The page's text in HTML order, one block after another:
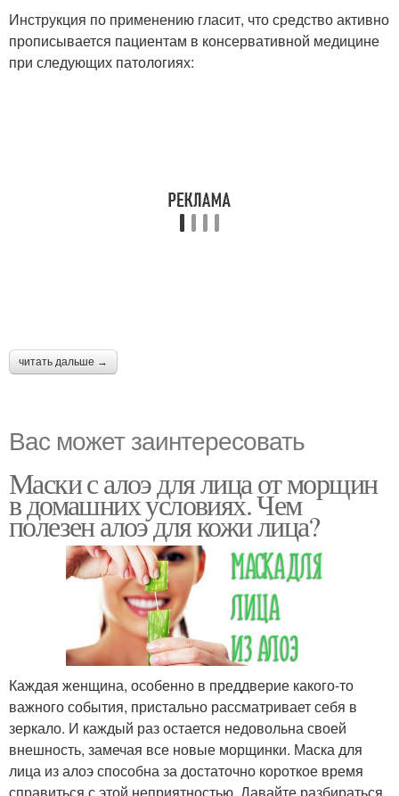
Инструкция по применению гласит, что средство активно
прописывается пациентам в консервативной медицине
при следующих патологиях:
читать дальше →
Вас может заинтересовать
Маски с алоэ для лица от морщин
в домашних условиях. Чем
полезен алоэ для кожи лица?
Каждая женщина, особенно в преддверие какого-то
важного события, пристально рассматривает себя в
зеркало. И каждый раз остается недовольна своей
внешность, замечая все новые морщинки. Маска для
лица из алоэ способна за достаточно короткое время
справиться с этой неприятностью. Давайте разбираться,